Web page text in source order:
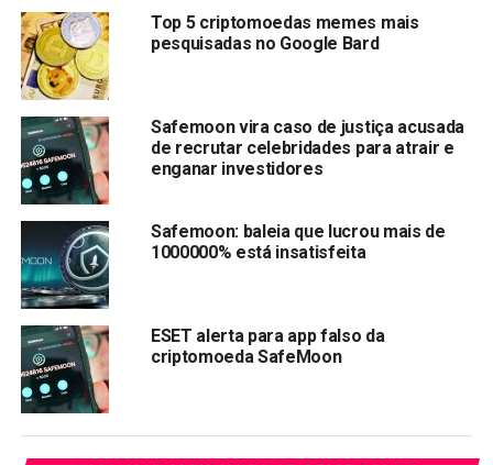
Compartilhar:
Copy
Link
WhatsApp
TÓPICOS RELACIONADOS: SAFEMOON
PRÓXIMA:
ETFSwap (ETFS) prevê aumento de 30.000%, como
Dogecoin (DOGE) e Shiba Inu (SHIB) em 2021
NÃO PERCA:
Token OMNI sobe de US$ 1 para US$ 55,50 após ser
listado na Binance
Top 5 criptomoedas memes mais
pesquisadas no Google Bard
Safemoon vira caso de justiça acusada
de recrutar celebridades para atrair e
enganar investidores
Safemoon: baleia que lucrou mais de
1000000% está insatisfeita
ESET alerta para app falso da
criptomoeda SafeMoon